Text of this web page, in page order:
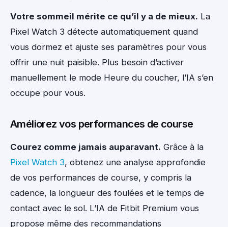
Votre sommeil mérite ce qu’il y a de mieux. La
Pixel Watch 3 détecte automatiquement quand
vous dormez et ajuste ses paramètres pour vous
offrir une nuit paisible. Plus besoin d’activer
manuellement le mode Heure du coucher, l’IA s’en
occupe pour vous.
Améliorez vos performances de course
Courez comme jamais auparavant. Grâce à la
Pixel Watch 3, obtenez une analyse approfondie
de vos performances de course, y compris la
cadence, la longueur des foulées et le temps de
contact avec le sol. L’IA de Fitbit Premium vous
propose même des recommandations